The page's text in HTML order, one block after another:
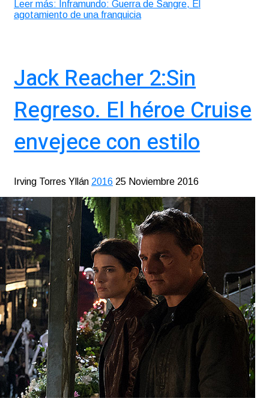
Leer más: Inframundo: Guerra de Sangre, El
agotamiento de una franquicia
Jack Reacher 2:Sin
Regreso. El héroe Cruise
envejece con estilo
Irving Torres Yllán 2016 25 Noviembre 2016